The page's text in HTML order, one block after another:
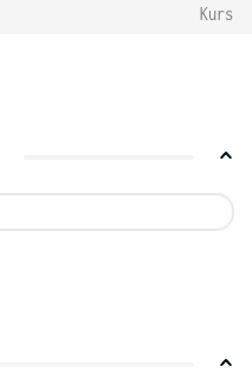
Kurs